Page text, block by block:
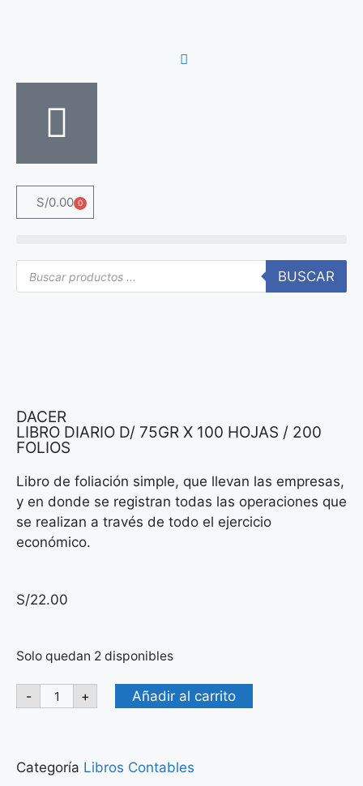
S/0.00 0
BUSCAR
DACER
LIBRO DIARIO D/ 75GR X 100 HOJAS / 200
FOLIOS
Libro de foliación simple, que llevan las empresas,
y en donde se registran todas las operaciones que
se realizan a través de todo el ejercicio
económico.
S/22.00
Solo quedan 2 disponibles
- + Añadir al carrito
Categoría Libros Contables